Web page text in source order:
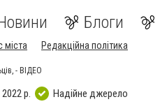
Блоги
міста Редакційна політика
- ВІДЕО
р. Надійне джерело